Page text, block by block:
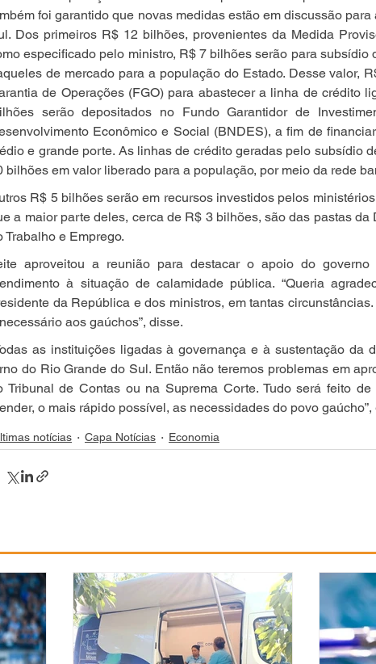
foi garantido que novas medidas estão em discussão
Dos primeiros R$ 12 bilhões, provenientes da Medida
especificado pelo ministro, R$ 7 bilhões serão para
de mercado para a população do Estado. Desse valor,
de Operações (FGO) para abastecer a linha de crédito
serão depositados no Fundo Garantidor de
Econômico e Social (BNDES), a fim de
e grande porte. As linhas de crédito geradas pelo subsídio
bilhões em valor liberado para a população, por meio da rede
R$ 5 bilhões serão em recursos investidos pelos
a maior parte deles, cerca de R$ 3 bilhões, são das pastas da
Trabalho e Emprego.
aproveitou a reunião para destacar o apoio do
à situação de calamidade pública. “Queria
da República e dos ministros, em tantas
aos gaúchos”, disse.
as instituições ligadas à governança e à sustentação da
do Rio Grande do Sul. Então não teremos problemas em
Tribunal de Contas ou na Suprema Corte. Tudo será feito
o mais rápido possível, as necessidades do povo
notícias Capa Notícias Economia